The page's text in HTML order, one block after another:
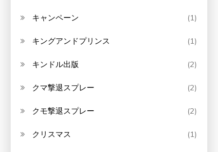
キャンペーン (1)
キングアンドプリンス (1)
キンドル出版 (2)
クマ撃退スプレー (2)
クモ撃退スプレー (2)
クリスマス (1)